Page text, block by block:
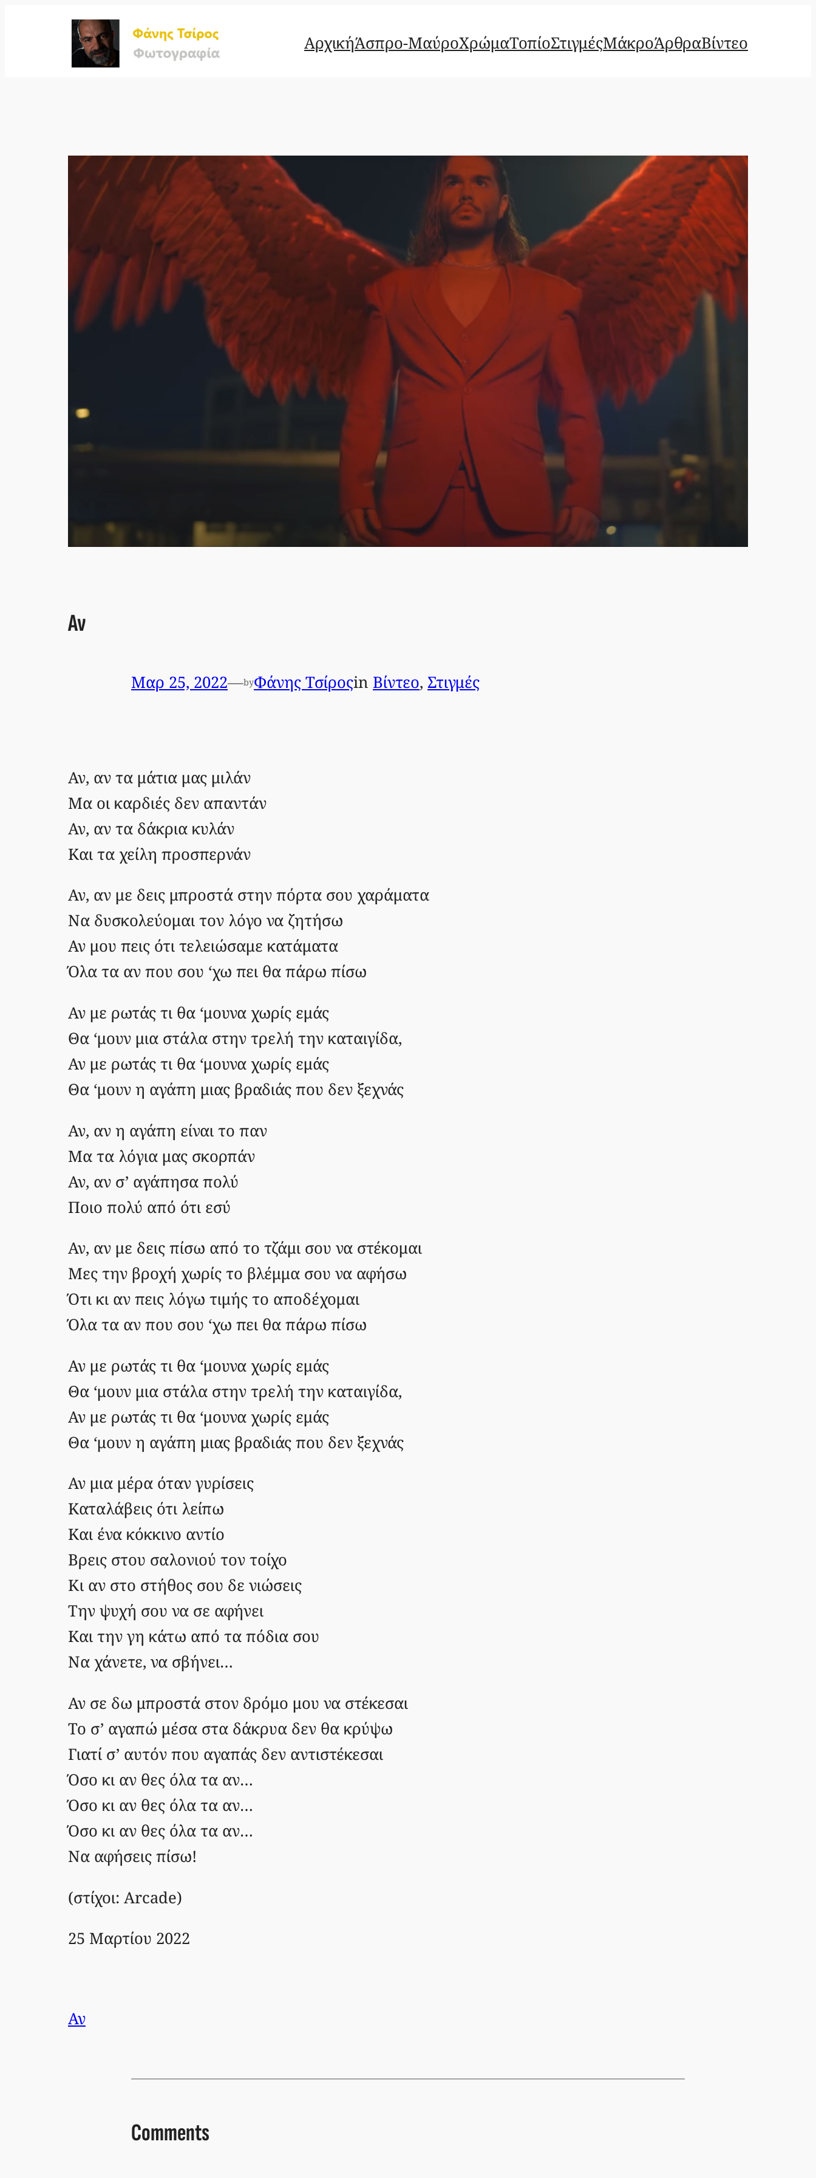
Μετάβαση
περιεχόμενο
ΑρχικήΆσπρο-ΜαύροΧρώμαΤοπίοΣτιγμέςΜάκροΆρθραΒίντεο
Αν
Μαρ 25, 2022—byΦάνης Τσίροςin Βίντεο, Στιγμές
Αν, αν τα μάτια μας μιλάν
Μα οι καρδιές δεν απαντάν
Αν, αν τα δάκρια κυλάν
Και τα χείλη προσπερνάν
Αν, αν με δεις μπροστά στην πόρτα σου χαράματα
Να δυσκολεύομαι τον λόγο να ζητήσω
Αν μου πεις ότι τελειώσαμε κατάματα
Όλα τα αν που σου ‘χω πει θα πάρω πίσω
Αν με ρωτάς τι θα ‘μουνα χωρίς εμάς
Θα ‘μουν μια στάλα στην τρελή την καταιγίδα,
Αν με ρωτάς τι θα ‘μουνα χωρίς εμάς
Θα ‘μουν η αγάπη μιας βραδιάς που δεν ξεχνάς
Αν, αν η αγάπη είναι το παν
Μα τα λόγια μας σκορπάν
Αν, αν σ’ αγάπησα πολύ
Ποιο πολύ από ότι εσύ
Αν, αν με δεις πίσω από το τζάμι σου να στέκομαι
Μες την βροχή χωρίς το βλέμμα σου να αφήσω
Ότι κι αν πεις λόγω τιμής το αποδέχομαι
Όλα τα αν που σου ‘χω πει θα πάρω πίσω
Αν με ρωτάς τι θα ‘μουνα χωρίς εμάς
Θα ‘μουν μια στάλα στην τρελή την καταιγίδα,
Αν με ρωτάς τι θα ‘μουνα χωρίς εμάς
Θα ‘μουν η αγάπη μιας βραδιάς που δεν ξεχνάς
Αν μια μέρα όταν γυρίσεις
Καταλάβεις ότι λείπω
Και ένα κόκκινο αντίο
Βρεις στου σαλονιού τον τοίχο
Κι αν στο στήθος σου δε νιώσεις
Την ψυχή σου να σε αφήνει
Και την γη κάτω από τα πόδια σου
Να χάνετε, να σβήνει…
Αν σε δω μπροστά στον δρόμο μου να στέκεσαι
Το σ’ αγαπώ μέσα στα δάκρυα δεν θα κρύψω
Γιατί σ’ αυτόν που αγαπάς δεν αντιστέκεσαι
Όσο κι αν θες όλα τα αν…
Όσο κι αν θες όλα τα αν…
Όσο κι αν θες όλα τα αν…
Να αφήσεις πίσω!
(στίχοι: Arcade)
25 Μαρτίου 2022
Αν
Comments